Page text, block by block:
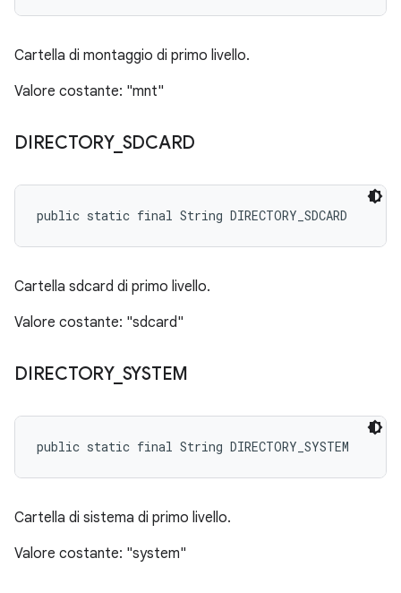
Cartella di montaggio di primo livello.
Valore costante: "mnt"
DIRECTORY_ SDCARD
public static final String DIRECTORY_SDCARD
Cartella sdcard di primo livello.
Valore costante: "sdcard"
DIRECTORY_ SYSTEM
public static final String DIRECTORY_SYSTEM
Cartella di sistema di primo livello.
Valore costante: "system"